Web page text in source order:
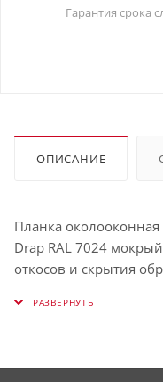
Гарантия срока
ОПИСАНИЕ
Планка
Drap RAL 7024
откосов и скрытия
Использование таких